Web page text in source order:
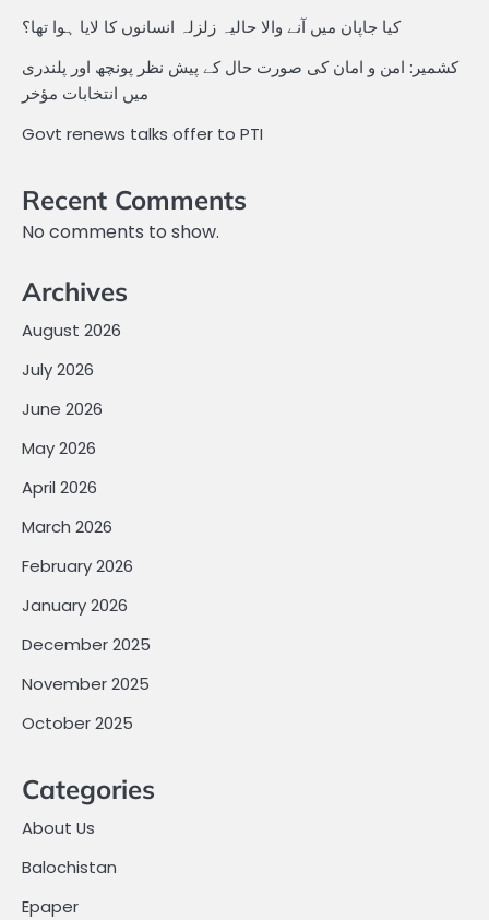
کیا جاپان میں آنے والا حالیہ زلزلہ انسانوں کا لایا ہوا تھا؟
کشمیر: امن و امان کی صورت حال کے پیش نظر پونچھ اور پلندری
میں انتخابات مؤخر
Govt renews talks offer to PTI
Recent Comments
No comments to show.
Archives
August 2026
July 2026
June 2026
May 2026
April 2026
March 2026
February 2026
January 2026
December 2025
November 2025
October 2025
Categories
About Us
Balochistan
Epaper